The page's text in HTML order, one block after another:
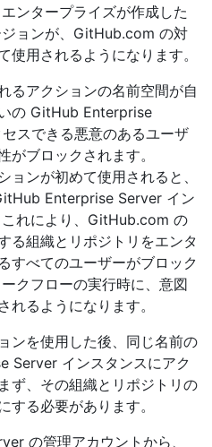
ンタープライズが作成した
ョンが、GitHub.com の対
使用されるようになります。
るアクションの名前空間が自
の GitHub Enterprise
スできる悪意のあるユーザ
がブロックされます。
ンが初めて使用されると、
Enterprise Server イン
れにより、GitHub.com の
る組織とリポジトリをエンタ
すべてのユーザーがブロック
クフローの実行時に、意図
れるようになります。
ンを使用した後、同じ名前の
Server インスタンスにアク
ず、その組織とリポジトリの
する必要があります。
の管理アカウントから、